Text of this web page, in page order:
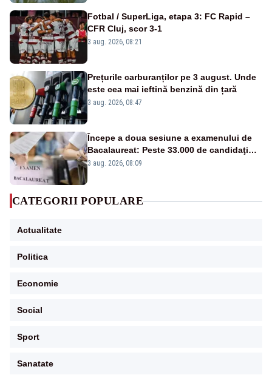
Fotbal / SuperLiga, etapa 3: FC Rapid –
CFR Cluj, scor 3-1
3 aug. 2026, 08:21
Prețurile carburanților pe 3 august. Unde
este cea mai ieftină benzină din țară
3 aug. 2026, 08:47
Începe a doua sesiune a examenului de
Bacalaureat: Peste 33.000 de candidaţi
înscrişi
3 aug. 2026, 08:09
CATEGORII POPULARE
Actualitate
Politica
Economie
Social
Sport
Sanatate